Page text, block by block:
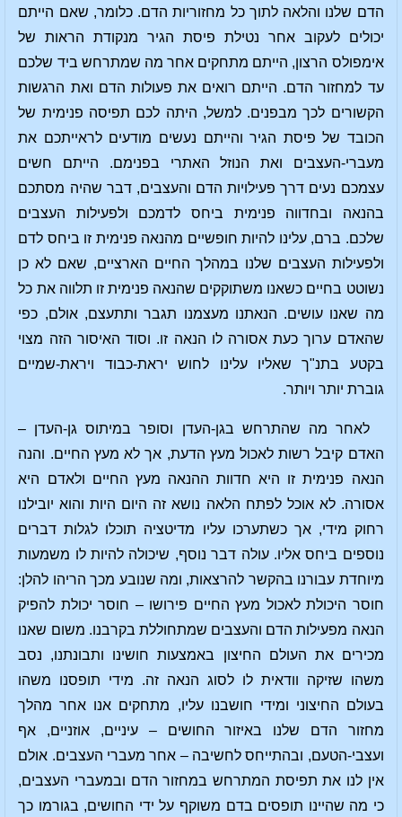
הדם שלנו והלאה לתוך כל מחזוריות הדם. כלומר, שאם הייתם
יכולים לעקוב אחר נטילת פיסת הגיר מנקודת הראות של
אימפולס הרצון, הייתם מתחקים אחר מה שמתרחש ביד שלכם
עד למחזור הדם. הייתם רואים את פעולות הדם ואת הרגשות
הקשורים לכך מבפנים. למשל, היתה לכם תפיסה פנימית של
הכובד של פיסת הגיר והייתם נעשים מודעים לראייתכם את
מעברי-העצבים ואת הנוזל האתרי בפנימם. הייתם חשים
עצמכם נעים דרך פעילויות הדם והעצבים, דבר שהיה מסתכם
בהנאה ובחדווה פנימית ביחס לדמכם ולפעילות העצבים
שלכם. ברם, עלינו להיות חופשיים מהנאה פנימית זו ביחס לדם
ולפעילות העצבים שלנו במהלך החיים הארציים, שאם לא כן
נשוטט בחיים כשאנו משתוקקים שהנאה פנימית זו תלווה את כל
מה שאנו עושים. הנאתנו מעצמנו תגבר ותתעצם, אולם, כפי
שהאדם ערוך כעת אסורה לו הנאה זו. וסוד האיסור הזה מצוי
בקטע בתנ"ך שאליו עלינו לחוש יראת-כבוד ויראת-שמיים
גוברת יותר ויותר.
לאחר מה שהתרחש בגן-העדן וסופר במיתוס גן-העדן –
האדם קיבל רשות לאכול מעץ הדעת, אך לא מעץ החיים. והנה
הנאה פנימית זו היא חדוות ההנאה מעץ החיים ולאדם היא
אסורה. לא אוכל לפתח הלאה נושא זה היום היות והוא יובילנו
רחוק מידי, אך כשתערכו עליו מדיטציה תוכלו לגלות דברים
נוספים ביחס אליו. עולה דבר נוסף, שיכולה להיות לו משמעות
מיוחדת עבורנו בהקשר להרצאות, ומה שנובע מכך הריהו להלן:
חוסר היכולת לאכול מעץ החיים פירושו – חוסר יכולת להפיק
הנאה מפעילות הדם והעצבים שמתחוללת בקרבנו. משום שאנו
מכירים את העולם החיצון באמצעות חושינו ותבונתנו, נסב
משהו שזיקה וודאית לו לסוג הנאה זה. מידי תופסנו משהו
בעולם החיצוני ומידי חושבנו עליו, מתחקים אנו אחר מהלך
מחזור הדם שלנו באיזור החושים – עיניים, אוזניים, אף
ועצבי-הטעם, ובהתייחס לחשיבה – אחר מעברי העצבים. אולם
אין לנו את תפיסת המתרחש במחזור הדם ובמעברי העצבים,
כי מה שהיינו תופסים בדם משוקף על ידי החושים, בגורמו כך